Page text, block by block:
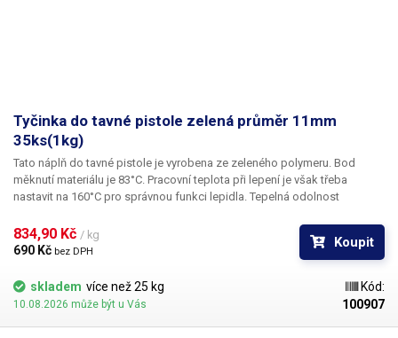
Tyčinka do tavné pistole zelená průměr 11mm
35ks(1kg)
Tato náplň do tavné pistole je vyrobena ze zeleného polymeru. Bod
měknutí materiálu je 83°C. Pracovní teplota při lepení je však třeba
nastavit na 160°C pro správnou funkci lepidla. Tepelná odolnost
834,90 Kč / kg
690 Kč bez DPH
Koupit
skladem více než 25 kg
10.08.2026 může být u Vás
Kód:
100907